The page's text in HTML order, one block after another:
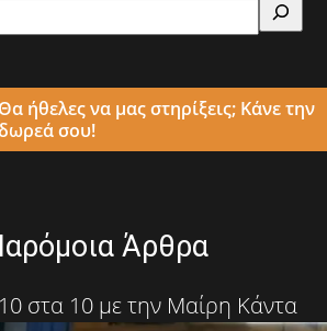
ήθελες να μας στηρίξεις; Κάνε την
σου!
Άρθρα
στα 10 με την Μαίρη Κάντα